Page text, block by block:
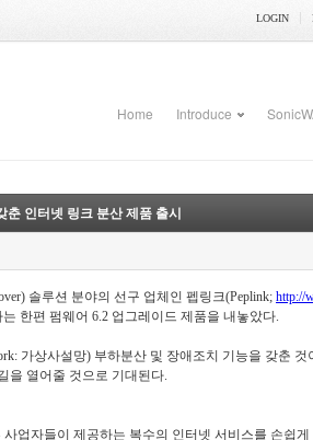
LOGIN
Home Introduce
인터넷 링크 분산 제품 출시
솔루션 분야의 선구 업체인 펩링크(Peplink; http://
는 한편 펌웨어 6.2 업그레이드 제품을 내놓았다.
가상사설망) 부하분산 및 장애조치 기능을 갖춘
을 열어줄 것으로 기대된다.
업자들이 제공하는 복수의 인터넷 서비스를 손쉽